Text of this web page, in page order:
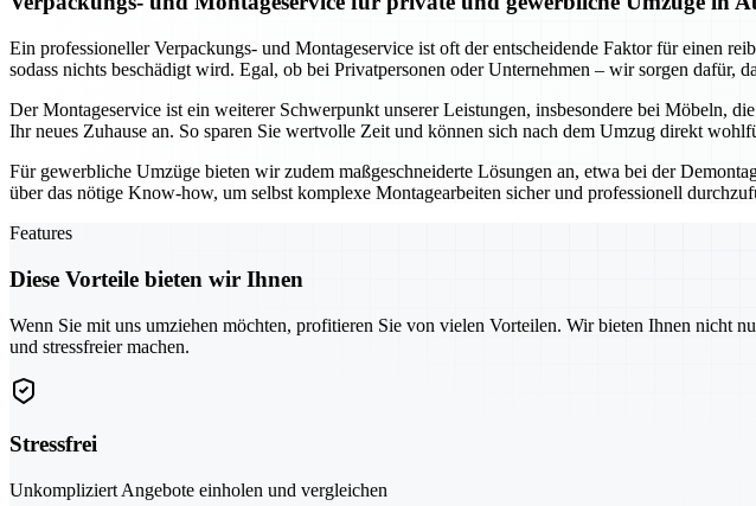
Ein professioneller Verpackungs- und Montageservice ist oft der entscheidende Faktor für einen
sodass nichts beschädigt wird. Egal, ob bei Privatpersonen oder Unternehmen – wir sorgen dafür,
Der Montageservice ist ein weiterer Schwerpunkt unserer Leistungen, insbesondere bei Möbeln,
Ihr neues Zuhause an. So sparen Sie wertvolle Zeit und können sich nach dem Umzug direkt
Für gewerbliche Umzüge bieten wir zudem maßgeschneiderte Lösungen an, etwa bei der
über das nötige Know-how, um selbst komplexe Montagearbeiten sicher und professionell
Features
Diese Vorteile bieten wir Ihnen
Wenn Sie mit uns umziehen möchten, profitieren Sie von vielen Vorteilen. Wir bieten Ihnen nicht
und stressfreier machen.
Stressfrei
Unkompliziert Angebote einholen und vergleichen